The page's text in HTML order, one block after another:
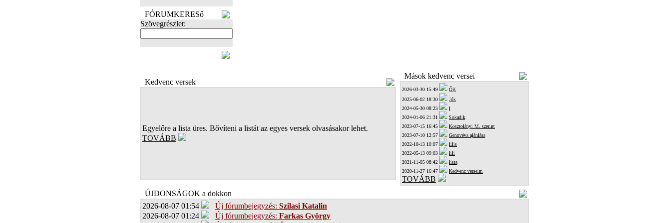
FÓRUMKERESő
Szövegrészlet:
Kedvenc versek
Egyelőre a lista üres. Bővíteni a listát az egyes versek olvasásakor lehet.
TOVÁBB
Mások kedvenc versei
2026-03-30 15:49
ŐK
2025-06-02 18:30
Jók
2024-05-30 08:23
l
2024-01-06 21:31
Sokadik
2023-07-15 16:45
Kosztolányi M. szerint
2023-07-10 12:57
Genovéva ajánlása
2022-10-13 10:07
lilis
2022-05-13 09:03
lili
2021-11-05 08:42
lista
2020-11-27 16:47
Kedvenc verseim
TOVÁBB
ÚJDONSÁGOK a dokkon
2026-08-07 01:54
Új fórumbejegyzés: Szilasi Katalin
2026-08-07 01:24
Új fórumbejegyzés: Farkas György